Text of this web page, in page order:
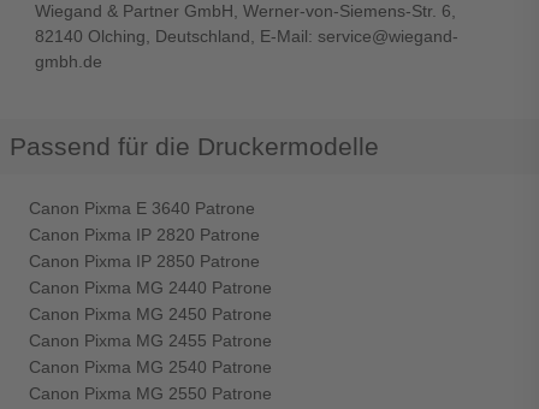
Wiegand & Partner GmbH, Werner-von-Siemens-Str. 6,
82140 Olching, Deutschland, E-Mail: service@wiegand-
gmbh.de
Passend für die Druckermodelle
Canon Pixma E 3640 Patrone
Canon Pixma IP 2820 Patrone
Canon Pixma IP 2850 Patrone
Canon Pixma MG 2440 Patrone
Canon Pixma MG 2450 Patrone
Canon Pixma MG 2455 Patrone
Canon Pixma MG 2540 Patrone
Canon Pixma MG 2550 Patrone